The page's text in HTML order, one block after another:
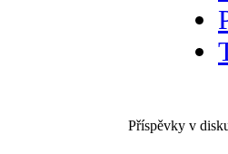
Příspěvky v